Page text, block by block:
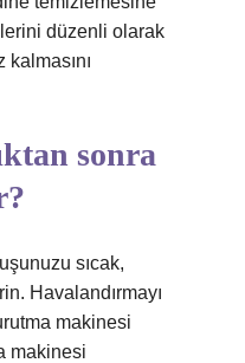
düzenli olarak
kalmasını
sonra
sıcak,
Havalandırmayı
makinesi
makinesi